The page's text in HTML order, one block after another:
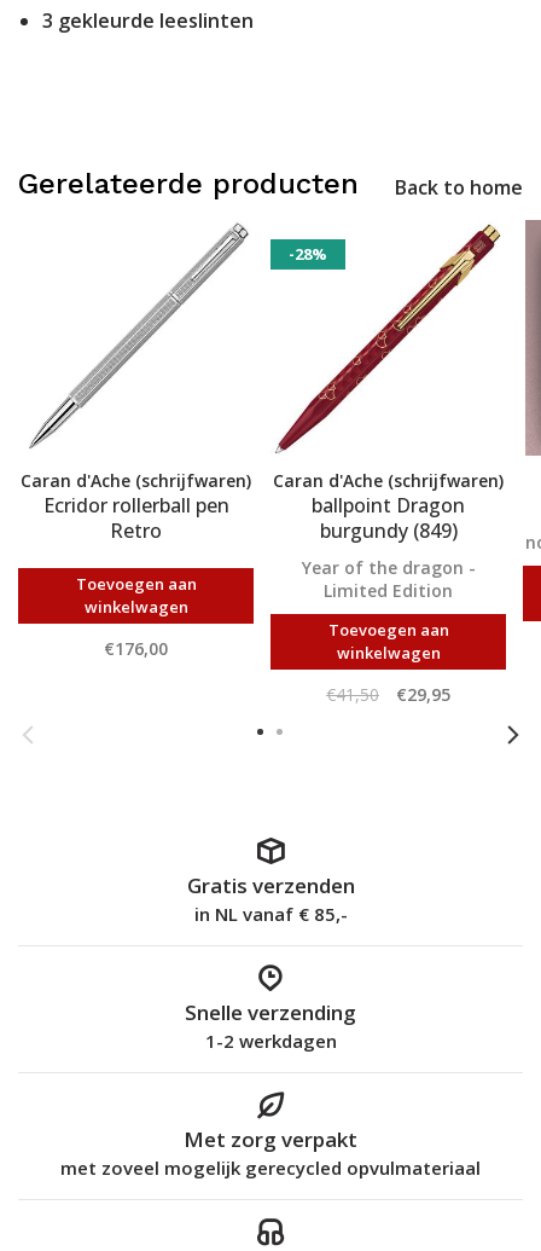
3 gekleurde leeslinten
Gerelateerde producten Back to home
Caran d'Ache (schrijfwaren)
Ecridor rollerball pen
Retro
Toevoegen aan
winkelwagen
€176,00
-28%
Caran d'Ache (schrijfwaren)
ballpoint Dragon
burgundy (849)
Year of the dragon -
Limited Edition
Toevoegen aan
winkelwagen
€41,50 €29,95
Gratis verzenden
in NL vanaf € 85,-
Snelle verzending
1-2 werkdagen
Met zorg verpakt
met zoveel mogelijk gerecycled opvulmateriaal